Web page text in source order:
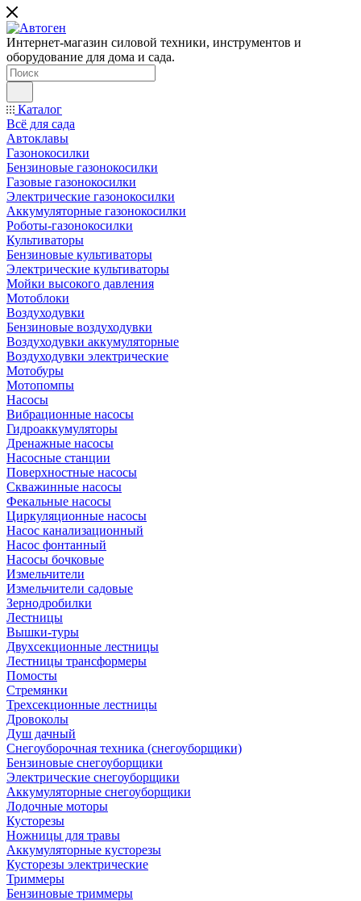
Интернет-магазин силовой техники, инструментов и
оборудование для дома и сада.
Каталог
Всё для сада
Автоклавы
Газонокосилки
Бензиновые газонокосилки
Газовые газонокосилки
Электрические газонокосилки
Аккумуляторные газонокосилки
Роботы-газонокосилки
Культиваторы
Бензиновые культиваторы
Электрические культиваторы
Мойки высокого давления
Мотоблоки
Воздуходувки
Бензиновые воздуходувки
Воздуходувки аккумуляторные
Воздуходувки электрические
Мотобуры
Мотопомпы
Насосы
Вибрационные насосы
Гидроаккумуляторы
Дренажные насосы
Насосные станции
Поверхностные насосы
Скважинные насосы
Фекальные насосы
Циркуляционные насосы
Насос канализационный
Насос фонтанный
Насосы бочковые
Измельчители
Измельчители садовые
Зернодробилки
Лестницы
Вышки-туры
Двухсекционные лестницы
Лестницы трансформеры
Помосты
Стремянки
Трехсекционные лестницы
Дровоколы
Душ дачный
Снегоуборочная техника (снегоуборщики)
Бензиновые снегоуборщики
Электрические снегоуборщики
Аккумуляторные снегоуборщики
Лодочные моторы
Кусторезы
Ножницы для травы
Аккумуляторные кусторезы
Кусторезы электрические
Триммеры
Бензиновые триммеры